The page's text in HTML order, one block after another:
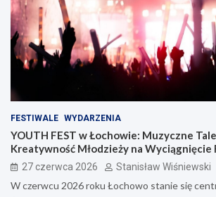
FESTIWALE WYDARZENIA
YOUTH FEST w Łochowie: Muzyczne
Kreatywność Młodzieży na Wyciągnięcie
27 czerwca 2026 Stanisław Wiśniewski
W czerwcu 2026 roku Łochowo stanie się